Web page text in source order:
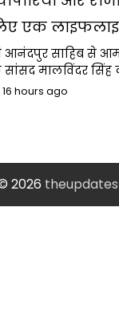
एक
आनंदपुर साहिब से
मालविंदर सिंह
16 hours ago
2026